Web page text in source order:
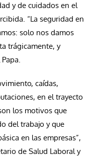
y de cuidados en el
“La seguridad en
solo nos damos
trágicamente, y
caídas,
en el trayecto
los motivos que
del trabajo y que
en las empresas”,
de Salud Laboral y